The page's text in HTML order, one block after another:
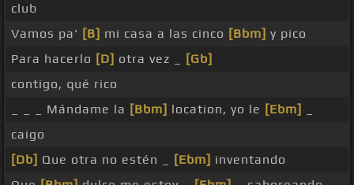
club
Vamos pa' [B] mi casa a las cinco [Bbm] y pico
Para hacerlo [D] otra vez _
[Gb]
contigo, qué rico
_ _ _ Mándame la [Bbm] location, yo le [Ebm]
caigo
[Db] Que otra no estén _ [Ebm] inventando